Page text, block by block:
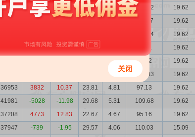
32663 -697 -2.13 32.16 6.14 102.82 19.62
110.47 19.62
106.74 19.62
-1770 -4.52 24.77 92.61 19.62
5.01 97.32 19.62
4.82 102.03 19.62
36953 3832 10.37 23.81 4.81 97.13 19.62
41981 -5028 -11.98 29.68 5.31 109.68 19.62
37208 4773 12.83 22.67 4.67 95.16 19.62
37947 -739 -1.95 29.57 4.06 110.03 15.09